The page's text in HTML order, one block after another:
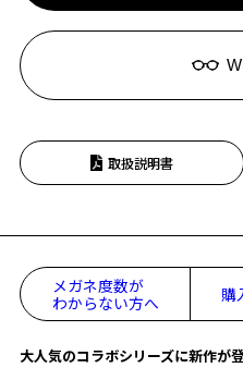
取扱説明書
メガネ度数が
わからない方へ
購
大人気のコラボシリーズに新作が